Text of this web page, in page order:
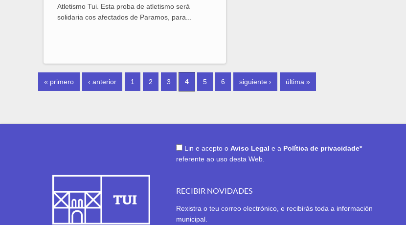
Atletismo Tui. Esta proba de atletismo será
solidaria cos afectados de Paramos, para...
PÁXINAS
« primero ‹ anterior 1 2 3 4 5 6 siguiente › última »
Lin e acepto o Aviso Legal e a Política de privacidade*
referente ao uso desta Web.
RECIBIR NOVIDADES
Rexistra o teu correo electrónico, e recibirás toda a información
municipal.